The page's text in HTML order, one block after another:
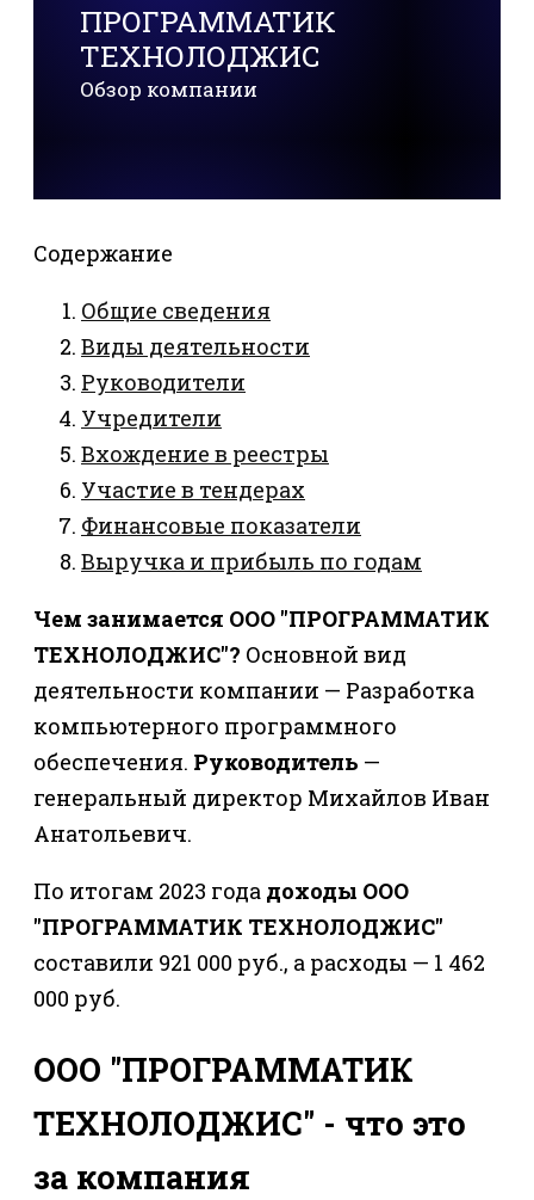
ПРОГРАММАТИК
ТЕХНОЛОДЖИС
Обзор компании
Содержание
Общие сведения
Виды деятельности
Руководители
Учредители
Вхождение в реестры
Участие в тендерах
Финансовые показатели
Выручка и прибыль по годам
Чем занимается ООО "ПРОГРАММАТИК
ТЕХНОЛОДЖИС"? Основной вид
деятельности компании — Разработка
компьютерного программного
обеспечения. Руководитель —
генеральный директор Михайлов Иван
Анатольевич.
По итогам 2023 года доходы ООО
"ПРОГРАММАТИК ТЕХНОЛОДЖИС"
составили 921 000 руб., а расходы — 1 462
000 руб.
ООО "ПРОГРАММАТИК
ТЕХНОЛОДЖИС" - что это
за компания